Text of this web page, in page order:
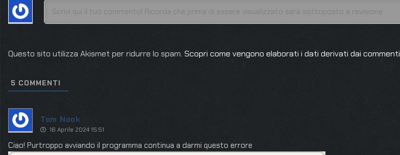
Questo sito utilizza Akismet per ridurre lo spam. Scopri come vengono elaborati i dati derivati dai commenti
5 COMMENTI
Tom Nook
16 Aprile 2024 15:51
Ciao! Purtroppo avviando il programma continua a darmi questo errore